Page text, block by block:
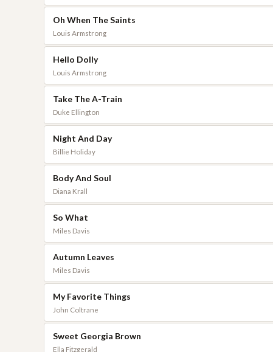
Oh When The Saints
Louis Armstrong
Hello Dolly
Louis Armstrong
Take The A-Train
Duke Ellington
Night And Day
Billie Holiday
Body And Soul
Diana Krall
So What
Miles Davis
Autumn Leaves
Miles Davis
My Favorite Things
John Coltrane
Sweet Georgia Brown
Ella Fitzgerald